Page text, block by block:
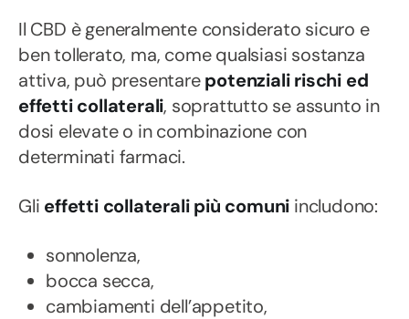
Il CBD è generalmente considerato sicuro e
ben tollerato, ma, come qualsiasi sostanza
attiva, può presentarepotenziali rischi ed
effetti collaterali, soprattutto se assunto in
dosi elevate o in combinazione con
determinati farmaci.
Gli effetti collaterali più comuni includono:
sonnolenza,
bocca secca,
cambiamenti dell’appetito,